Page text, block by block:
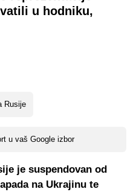
u hodniku,
Rusije
u vaš Google izbor
je suspendovan od
na Ukrajinu te